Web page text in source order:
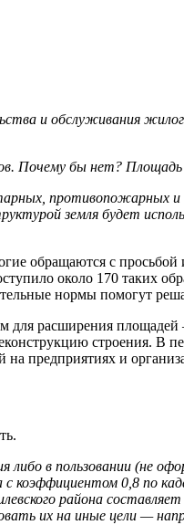
и обслуживания
Почему бы нет? Площадь
противопожарных
земля будет
обращаются с просьбой
около 170
нормы помогут
для расширения
строения. В
предприятиях и
либо в пользовании (не
коэффициентом 0,8 по
района
их на иные цели —